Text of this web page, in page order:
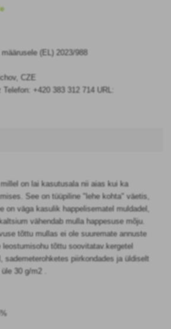
(EL) 2023/988
CZE
+420 383 312 714 URL:
on lai kasutusala nii aias kui ka
See on tüüpiline "lehe kohta" väetis,
on väga kasulik happelisematel muldadel,
vähendab mulla happesuse mõju.
tõttu mullas ei ole suuremate annuste
tõttu soovitatav.kergetel
sademeterohketes piirkondades ja üldiselt
30 g/m2 .